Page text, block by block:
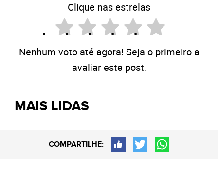
Clique nas estrelas
Nenhum voto até agora! Seja o primeiro a
avaliar este post.
MAIS LIDAS
COMPARTILHE: